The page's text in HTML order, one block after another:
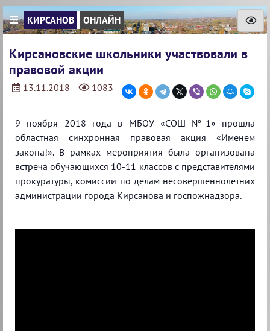
КИРСАНОВ ОНЛАЙН
Кирсановские школьники участвовали в
правовой акции
13.11.2018 1083
9 ноября 2018 года в МБОУ «СОШ №1» прошла
областная синхронная правовая акция «Именем
закона!». В рамках мероприятия была организована
встреча обучающихся 10-11 классов с представителями
прокуратуры, комиссии по делам несовершеннолетних
администрации города Кирсанова и госпожнадзора.